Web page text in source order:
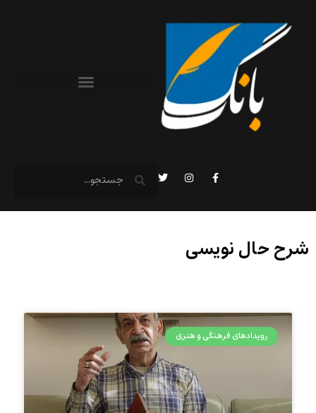
شرح حال نویسی
رویدادهای فرهنگی و هنری